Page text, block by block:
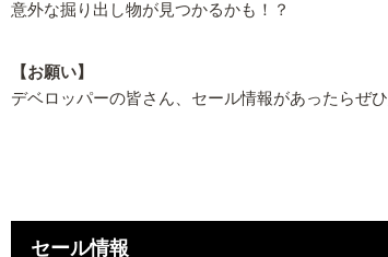
意外な掘り出し物が見つかるかも！？
【お願い】
デベロッパーの皆さん、セール情報があったらぜひ
セール情報